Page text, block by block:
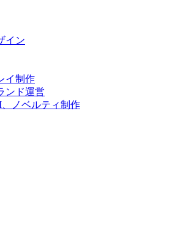
イン
イ制作
ンド運営
ノベルティ制作